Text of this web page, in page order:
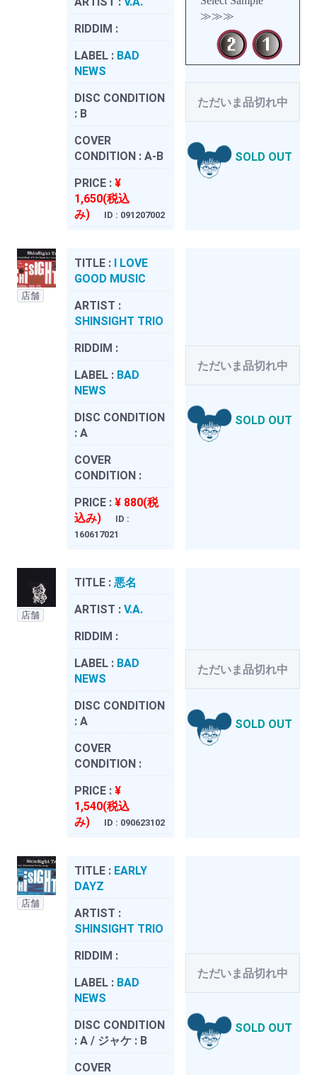
RIDDIM :
LABEL : BAD
NEWS
DISC CONDITION
: B
COVER
CONDITION : A-B
PRICE : ¥
1,650(税込
み)
ID : 091207002
≫≫≫
ただいま品切れ中
SOLD OUT
店舗
TITLE : I LOVE
GOOD MUSIC
ARTIST :
SHINSIGHT TRIO
RIDDIM :
LABEL : BAD
NEWS
DISC CONDITION
: A
COVER
CONDITION :
PRICE : ¥ 880(税
込み)
ID :
160617021
ただいま品切れ中
SOLD OUT
店舗
TITLE : 悪名
ARTIST : V.A.
RIDDIM :
LABEL : BAD
NEWS
DISC CONDITION
: A
COVER
CONDITION :
PRICE : ¥
1,540(税込
み)
ID : 090623102
ただいま品切れ中
SOLD OUT
店舗
TITLE : EARLY
DAYZ
ARTIST :
SHINSIGHT TRIO
RIDDIM :
LABEL : BAD
NEWS
DISC CONDITION
: A / ジャケ : B
COVER
ただいま品切れ中
SOLD OUT